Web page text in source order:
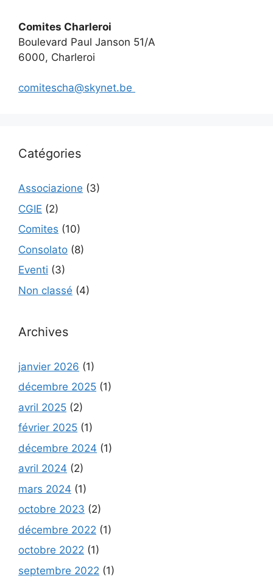
Comites Charleroi
Boulevard Paul Janson 51/A
6000, Charleroi
comitescha@skynet.be
Catégories
Associazione (3)
CGIE (2)
Comites (10)
Consolato (8)
Eventi (3)
Non classé (4)
Archives
janvier 2026 (1)
décembre 2025 (1)
avril 2025 (2)
février 2025 (1)
décembre 2024 (1)
avril 2024 (2)
mars 2024 (1)
octobre 2023 (2)
décembre 2022 (1)
octobre 2022 (1)
septembre 2022 (1)